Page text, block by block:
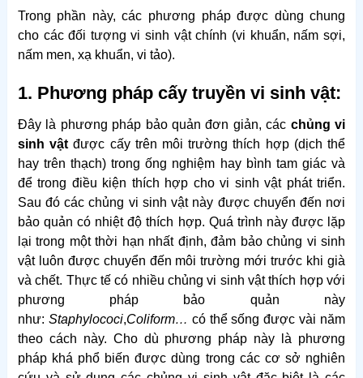
Trong phần này, các phương pháp được dùng chung
cho các đối tượng vi sinh vật chính (vi khuẩn, nấm sợi,
nấm men, xạ khuẩn, vi tảo).
1. Phương pháp cấy truyền vi sinh vật:
Đây là phương pháp bảo quản đơn giản, các chủng vi
sinh vật được cấy trên môi trường thích hợp (dịch thể
hay trên thạch) trong ống nghiệm hay bình tam giác và
để trong điều kiện thích hợp cho vi sinh vật phát triển.
Sau đó các chủng vi sinh vật này được chuyển đến nơi
bảo quản có nhiệt độ thích hợp. Quá trình này được lặp
lại trong một thời hạn nhất định, đảm bảo chủng vi sinh
vật luôn được chuyển đến môi trường mới trước khi già
và chết. Thực tế có nhiều chủng vi sinh vật thích hợp với
phương pháp bảo quản này
như: Staphylococi,Coliform… có thể sống được vài năm
theo cách này. Cho dù phương pháp này là phương
pháp khá phổ biến được dùng trong các cơ sở nghiên